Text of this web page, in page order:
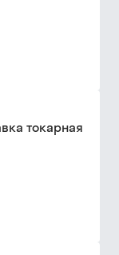
токарная